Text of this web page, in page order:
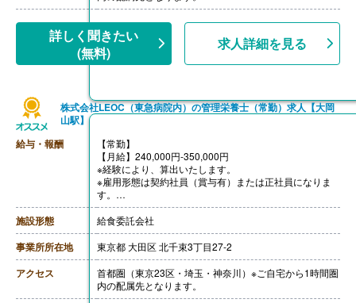
る）
【昇給】あり（年1回）
【退職金】あり※勤続10年以上
詳しく聞きたい
(無料)
求人詳細を見る
株式会社LEOC（東急病院内）の管理栄養士（常勤）求人【大岡
山駅】
給与・報酬
【常勤】
【月給】240,000円-350,000円
※経験により、算出いたします。
※雇用形態は契約社員（賞与有）または正社員になりま
す。
※モデル年収
・管理栄養士・栄養士で未経験の場合
年収3,000,000円-
・調理師病院調理経験3年程度の場合
年収3,500,000円-4,000,000円
ご面接を通して雇用形態を検討します。
【賞与】年2回（1.0-2.0ヶ月分 ※前年度実績、経験によ
る）
施設形態 給食委託会社
事業所所在地 東京都 大田区 北千束3丁目27-2
アクセス
首都圏（東京23区・埼玉・神奈川）※ご自宅から1時間圏
内の配属先となります。